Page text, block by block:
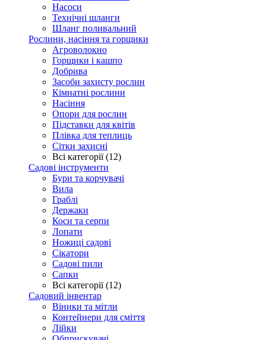
Насоси
Технічні шланги
Шланг поливальний
Рослини, насіння та горщики
Агроволокно
Горщики і кашпо
Добрива
Засоби захисту рослин
Кімнатні рослини
Насіння
Опори для рослин
Підставки для квітів
Плівка для теплиць
Сітки захисні
Всі категорії (12)
Садові інструменти
Бури та корчувачі
Вила
Граблі
Держаки
Коси та серпи
Лопати
Ножиці садові
Сікатори
Садові пили
Сапки
Всі категорії (12)
Садовий інвентар
Віники та мітли
Контейнери для сміття
Лійки